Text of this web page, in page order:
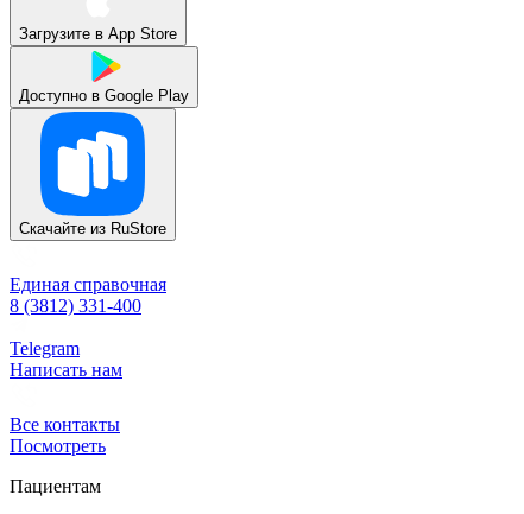
Загрузите в App Store
Доступно в Google Play
Скачайте из RuStore
Единая справочная
8 (3812) 331-400
Telegram
Написать нам
Все контакты
Посмотреть
Пациентам